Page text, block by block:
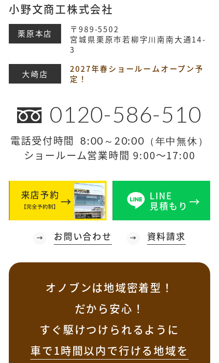
小野文商工株式会社
栗原本店
〒989-5502
宮城県栗原市若柳字川南南大通14-
3
大崎店
2027年春ショールームオープン予
定！
0120-586-510
電話受付時間 8:00～20:00（年中無休）
ショールーム営業時間 9:00～17:00
来店予約
【完全予約制】
LINE
見積もり
お問い合わせ 資料請求
オノブンは地域密着型！
だから安心！
すぐ駆けつけられるように
車で1時間以内で行ける地域を